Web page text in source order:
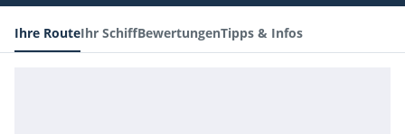
Ihre RouteIhr SchiffBewertungenTipps & Infos